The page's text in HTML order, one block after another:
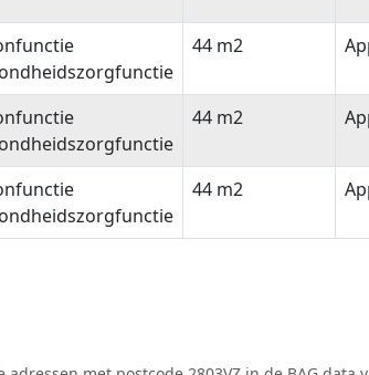
44 m2
44 m2
44 m2